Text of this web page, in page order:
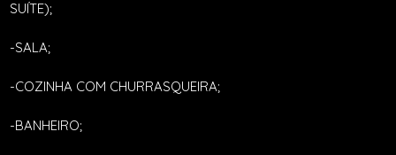
SUÍTE);
-SALA;
-COZINHA COM CHURRASQUEIRA;
-BANHEIRO;